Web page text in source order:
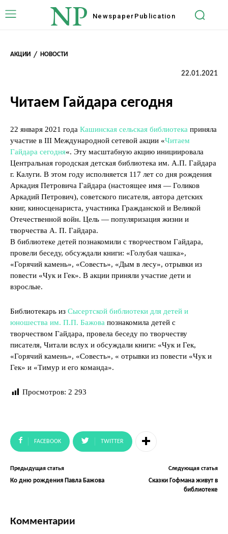
NP Newspaper Publication
АКЦИИ НОВОСТИ
22.01.2021
Читаем Гайдара сегодня
22 января 2021 года Кашинская сельская библиотека приняла
участие в III Международной сетевой акции «Читаем
Гайдара сегодня«. Эту масштабную акцию инициировала
Центральная городская детская библиотека им. А.П. Гайдара
г. Калуги. В этом году исполняется 117 лет со дня рождения
Аркадия Петровича Гайдара (настоящее имя — Голиков
Аркадий Петрович), советского писателя, автора детских
книг, киносценариста, участника Гражданской и Великой
Отечественной войн. Цель — популяризация жизни и
творчества А. П. Гайдара.
В библиотеке детей познакомили с творчеством Гайдара,
провели беседу, обсуждали книги: «Голубая чашка»,
«Горячий камень», «Совесть», «Дым в лесу», отрывки из
повести «Чук и Гек». В акции приняли участие дети и
взрослые.
Библиотекарь из Сысертской библиотеки для детей и
юношества им. П.П. Бажова познакомила детей с
творчеством Гайдара, провела беседу по творчеству
писателя, Читали вслух и обсуждали книги: «Чук и Гек,
«Горячий камень», «Совесть», « отрывки из повести «Чук и
Гек» и «Тимур и его команда».
Просмотров: 2 293
FACEBOOK TWITTER
Предыдущая статья
Ко дню рождения Павла Бажова
Следующая статья
Сказки Гофмана живут в
библиотеке
Комментарии